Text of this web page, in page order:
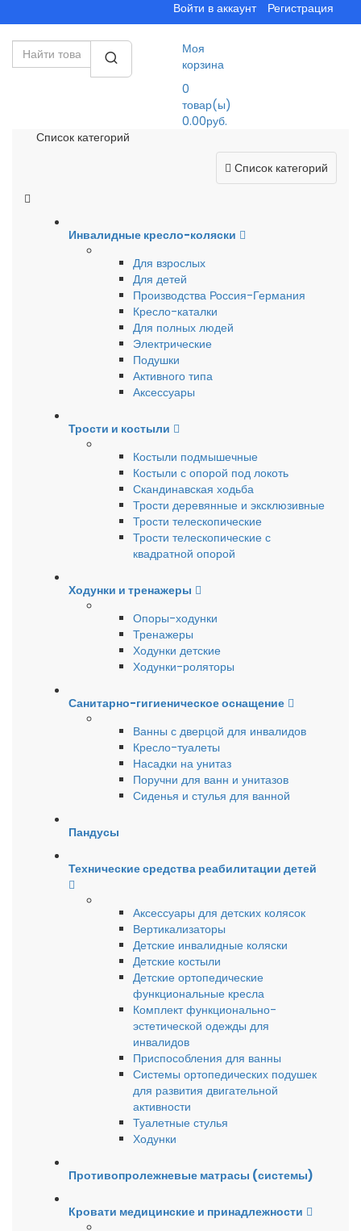
Войти в аккаунт Регистрация
Моя
корзина
0
товар(ы)
0.00руб.
Список категорий
Список категорий
Инвалидные кресло-коляски
Для взрослых
Для детей
Производства Россия-Германия
Кресло-каталки
Для полных людей
Электрические
Подушки
Активного типа
Аксессуары
Трости и костыли
Костыли подмышечные
Костыли с опорой под локоть
Скандинавская ходьба
Трости деревянные и эксклюзивные
Трости телескопические
Трости телескопические с
квадратной опорой
Ходунки и тренажеры
Опоры-ходунки
Тренажеры
Ходунки детские
Ходунки-роляторы
Санитарно-гигиеническое оснащение
Ванны с дверцой для инвалидов
Кресло-туалеты
Насадки на унитаз
Поручни для ванн и унитазов
Сиденья и стулья для ванной
Пандусы
Технические средства реабилитации детей
Аксессуары для детских колясок
Вертикализаторы
Детские инвалидные коляски
Детские костыли
Детские ортопедические
функциональные кресла
Комплект функционально-
эстетической одежды для
инвалидов
Приспособления для ванны
Системы ортопедических подушек
для развития двигательной
активности
Туалетные стулья
Ходунки
Противопролежневые матрасы (системы)
Кровати медицинские и принадлежности